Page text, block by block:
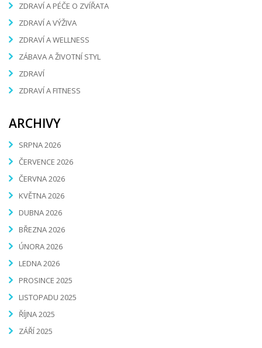
ZDRAVÍ A PÉČE O ZVÍŘATA
ZDRAVÍ A VÝŽIVA
ZDRAVÍ A WELLNESS
ZÁBAVA A ŽIVOTNÍ STYL
ZDRAVÍ
ZDRAVÍ A FITNESS
ARCHIVY
SRPNA 2026
ČERVENCE 2026
ČERVNA 2026
KVĚTNA 2026
DUBNA 2026
BŘEZNA 2026
ÚNORA 2026
LEDNA 2026
PROSINCE 2025
LISTOPADU 2025
ŘÍJNA 2025
ZÁŘÍ 2025